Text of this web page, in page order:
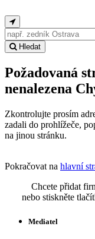
Hledat
Požadovaná
nenalezena
Zkontrolujte prosím
zadali do prohlížeče,
na jinou stránku.
Pokračovat na hlavní
Chcete přidat
nebo stiskněte
Mediatel